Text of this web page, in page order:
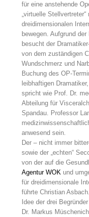
für eine anstehende
„virtuelle
dreidimensionalen
bewegen. Aufgrund
besucht der
von dem zuständigen
Wundschmerz und
Buchung des OP-
leibhaftigen
spricht wie Prof. Dr.
Abteilung für
Spandau. Professor
anwesend sein.
Der – nicht immer
sowie der „echten“
von der auf die
Agentur WOK und
für dreidimensionale
führte Christian
Idee der drei
Dr. Markus